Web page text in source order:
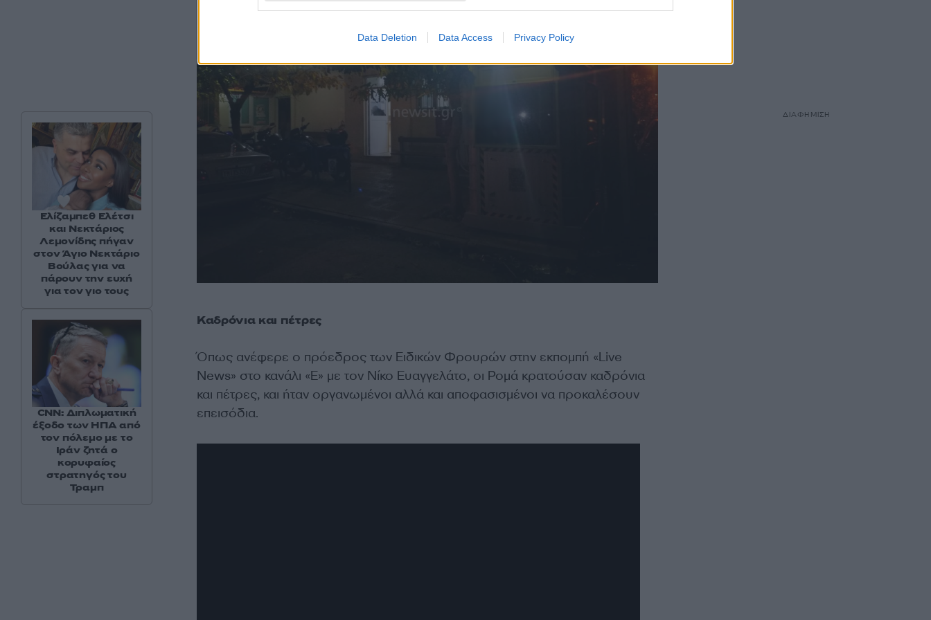
Data Deletion Data Access Privacy Policy
Καδρόνια και πέτρες
Όπως ανέφερε ο πρόεδρος των Ειδικών Φρουρών στην εκπομπή «Live
News» στο κανάλι «Ε» με τον Νίκο Ευαγγελάτο, οι Ρομά κρατούσαν καδρόνια
και πέτρες, και ήταν οργανωμένοι αλλά και αποφασισμένοι να προκαλέσουν
επεισόδια.
Ελίζαμπεθ Ελέτσι
και Νεκτάριος
Λεμονίδης πήγαν
στον Άγιο Νεκτάριο
Βούλας για να
πάρουν την ευχή
για τον γιο τους
CNN: Διπλωματική
έξοδο των ΗΠΑ από
τον πόλεμο με το
Ιράν ζητά ο
κορυφαίος
στρατηγός του
Τραμπ
ΔΙΑΦΗΜΙΣΗ